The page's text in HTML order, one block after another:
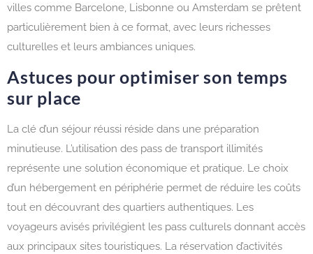
villes comme Barcelone, Lisbonne ou Amsterdam se prêtent
particulièrement bien à ce format, avec leurs richesses
culturelles et leurs ambiances uniques.
Astuces pour optimiser son temps
sur place
La clé d’un séjour réussi réside dans une préparation
minutieuse. L’utilisation des pass de transport illimités
représente une solution économique et pratique. Le choix
d’un hébergement en périphérie permet de réduire les coûts
tout en découvrant des quartiers authentiques. Les
voyageurs avisés privilégient les pass culturels donnant accès
aux principaux sites touristiques. La réservation d’activités